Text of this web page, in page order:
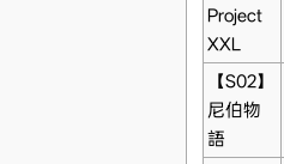
Project
XXL
【S02】
尼伯物
語